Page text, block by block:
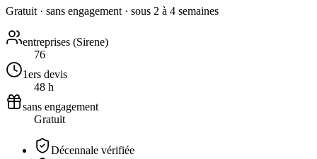
Gratuit · sans engagement · sous 2 à 4 semaines
entreprises (Sirene)
76
1ers devis
48 h
sans engagement
Gratuit
Décennale vérifiée